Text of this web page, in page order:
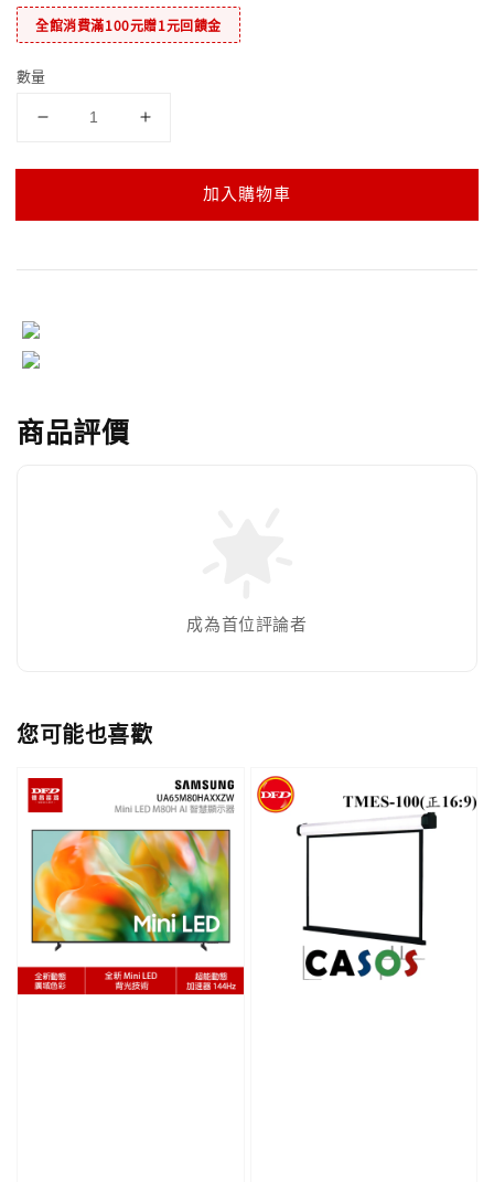
全館消費滿100元贈1元回饋金
數量
加入購物車
商品評價
成為首位評論者
您可能也喜歡